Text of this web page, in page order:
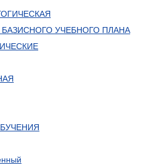
УЧЕБНОГО ПЛАНА